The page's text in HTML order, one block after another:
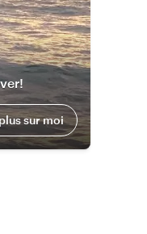
sur moi